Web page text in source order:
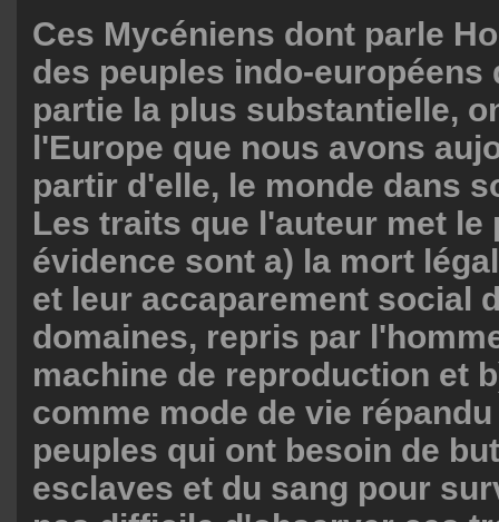
Ces Mycéniens dont parle
des peuples indo-européens
partie la plus substantielle,
l'Europe que nous avons
partir d'elle, le monde dans
Les traits que l'auteur met le
évidence sont a) la mort
et leur accaparement social
domaines, repris par
machine de reproduction et
comme mode de vie
peuples qui ont besoin de
esclaves et du sang pour